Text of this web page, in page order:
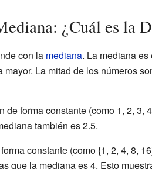
¿Cuál es la
con la mediana. La mediana es
La mitad de los números
de forma constante (como 1, 2,
también es 2.5.
constante (como {1, 2, 4, 8,
que la mediana es 4. Esto